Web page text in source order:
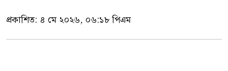
প্রকাশিত: ৪ মে ২০২৬, ০৬:১৮ পিএম